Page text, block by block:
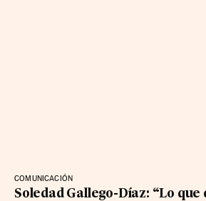
COMUNICACIÓN
Soledad Gallego-Díaz: “Lo que